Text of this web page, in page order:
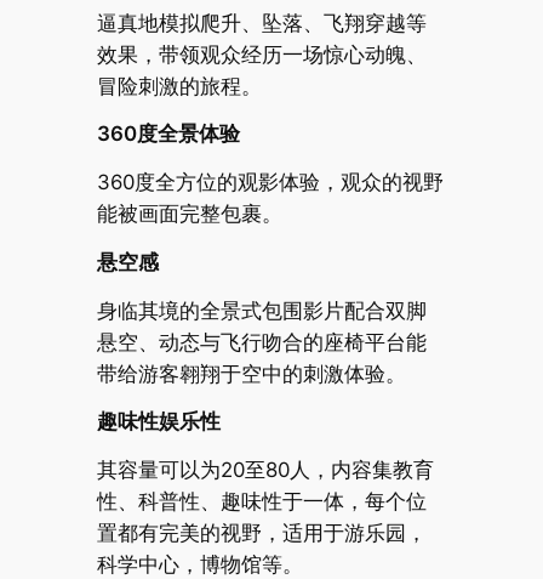
逼真地模拟爬升、坠落、飞翔穿越等
效果，带领观众经历一场惊心动魄、
冒险刺激的旅程。
360度全景体验
360度全方位的观影体验，观众的视野
能被画面完整包裹。
悬空感
身临其境的全景式包围影片配合双脚
悬空、动态与飞行吻合的座椅平台能
带给游客翱翔于空中的刺激体验。
趣味性娱乐性
其容量可以为20至80人，内容集教育
性、科普性、趣味性于一体，每个位
置都有完美的视野，适用于游乐园，
科学中心，博物馆等。